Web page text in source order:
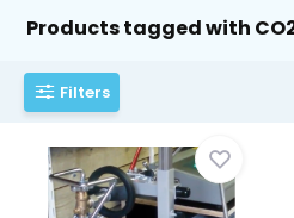
Products tagged with
Filters